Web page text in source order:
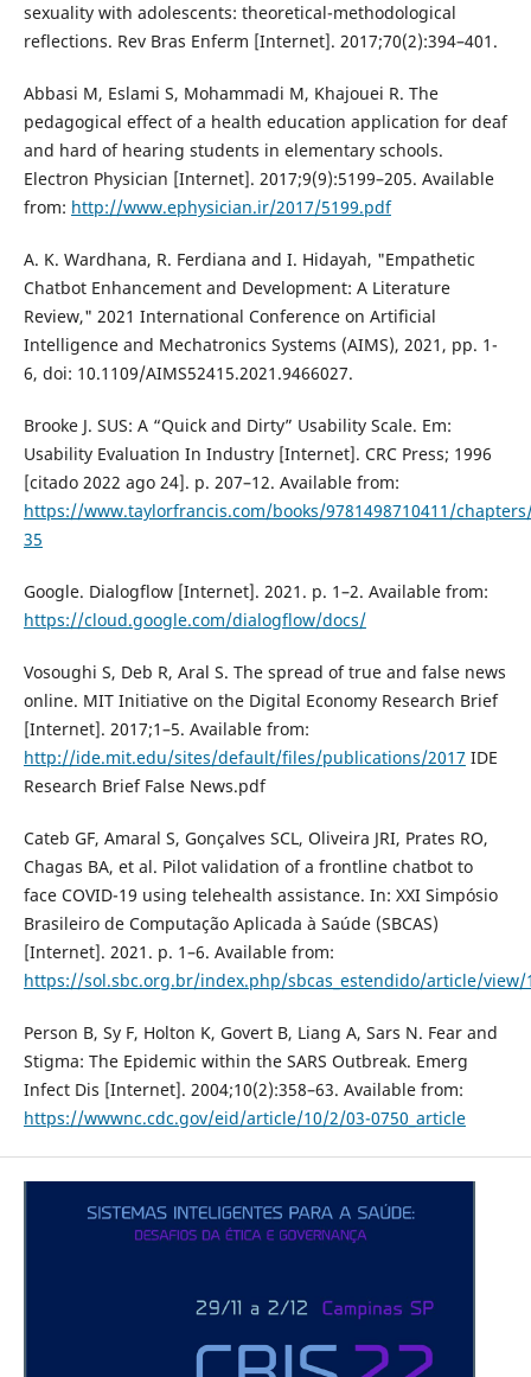
sexuality with adolescents: theoretical-methodological
reflections. Rev Bras Enferm [Internet]. 2017;70(2):394–401.
Abbasi M, Eslami S, Mohammadi M, Khajouei R. The
pedagogical effect of a health education application for deaf
and hard of hearing students in elementary schools.
Electron Physician [Internet]. 2017;9(9):5199–205. Available
from: http://www.ephysician.ir/2017/5199.pdf
A. K. Wardhana, R. Ferdiana and I. Hidayah, "Empathetic
Chatbot Enhancement and Development: A Literature
Review," 2021 International Conference on Artificial
Intelligence and Mechatronics Systems (AIMS), 2021, pp. 1-
6, doi: 10.1109/AIMS52415.2021.9466027.
Brooke J. SUS: A “Quick and Dirty” Usability Scale. Em:
Usability Evaluation In Industry [Internet]. CRC Press; 1996
[citado 2022 ago 24]. p. 207–12. Available from:
https://www.taylorfrancis.com/books/9781498710411/
35
Google. Dialogflow [Internet]. 2021. p. 1–2. Available from:
https://cloud.google.com/dialogflow/docs/
Vosoughi S, Deb R, Aral S. The spread of true and false news
online. MIT Initiative on the Digital Economy Research Brief
[Internet]. 2017;1–5. Available from:
http://ide.mit.edu/sites/default/files/publications/2017 IDE
Research Brief False News.pdf
Cateb GF, Amaral S, Gonçalves SCL, Oliveira JRI, Prates RO,
Chagas BA, et al. Pilot validation of a frontline chatbot to
face COVID-19 using telehealth assistance. In: XXI Simpósio
Brasileiro de Computação Aplicada à Saúde (SBCAS)
[Internet]. 2021. p. 1–6. Available from:
https://sol.sbc.org.br/index.php/sbcas_estendido/article/view/
Person B, Sy F, Holton K, Govert B, Liang A, Sars N. Fear and
Stigma: The Epidemic within the SARS Outbreak. Emerg
Infect Dis [Internet]. 2004;10(2):358–63. Available from:
https://wwwnc.cdc.gov/eid/article/10/2/03-0750_article